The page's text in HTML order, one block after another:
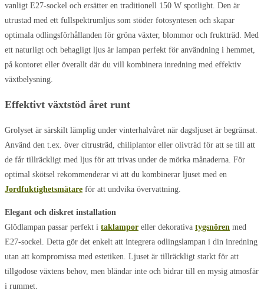
vanligt E27-sockel och ersätter en traditionell 150 W spotlight. Den är
utrustad med ett fullspektrumljus som stöder fotosyntesen och skapar
optimala odlingsförhållanden för gröna växter, blommor och fruktträd. Med
ett naturligt och behagligt ljus är lampan perfekt för användning i hemmet,
på kontoret eller överallt där du vill kombinera inredning med effektiv
växtbelysning.
Effektivt växtstöd året runt
Grolyset är särskilt lämplig under vinterhalvåret när dagsljuset är begränsat.
Använd den t.ex. över citrusträd, chiliplantor eller olivträd för att se till att
de får tillräckligt med ljus för att trivas under de mörka månaderna. För
optimal skötsel rekommenderar vi att du kombinerar ljuset med en
Jordfuktighetsmätare för att undvika övervattning.
Elegant och diskret installation
Glödlampan passar perfekt i taklampor eller dekorativa tygsnören med
E27-sockel. Detta gör det enkelt att integrera odlingslampan i din inredning
utan att kompromissa med estetiken. Ljuset är tillräckligt starkt för att
tillgodose växtens behov, men bländar inte och bidrar till en mysig atmosfär
i rummet.